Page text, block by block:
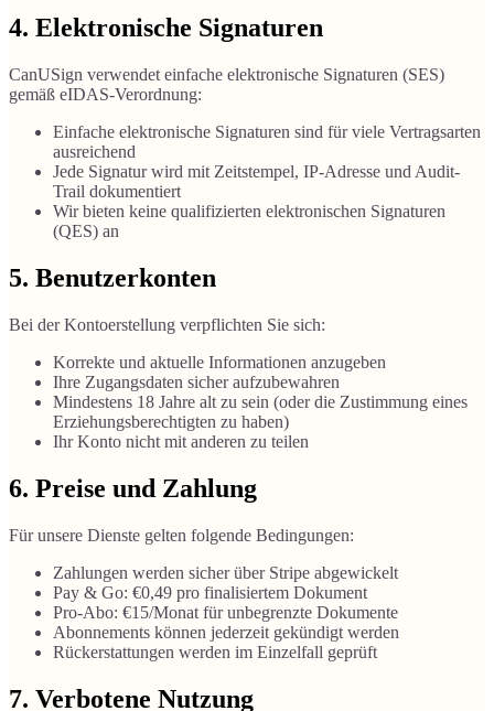
4. Elektronische Signaturen
CanUSign verwendet einfache elektronische Signaturen (SES)
gemäß eIDAS-Verordnung:
Einfache elektronische Signaturen sind für viele Vertragsarten
ausreichend
Jede Signatur wird mit Zeitstempel, IP-Adresse und Audit-
Trail dokumentiert
Wir bieten keine qualifizierten elektronischen Signaturen
(QES) an
5. Benutzerkonten
Bei der Kontoerstellung verpflichten Sie sich:
Korrekte und aktuelle Informationen anzugeben
Ihre Zugangsdaten sicher aufzubewahren
Mindestens 18 Jahre alt zu sein (oder die Zustimmung eines
Erziehungsberechtigten zu haben)
Ihr Konto nicht mit anderen zu teilen
6. Preise und Zahlung
Für unsere Dienste gelten folgende Bedingungen:
Zahlungen werden sicher über Stripe abgewickelt
Pay & Go: €0,49 pro finalisiertem Dokument
Pro-Abo: €15/Monat für unbegrenzte Dokumente
Abonnements können jederzeit gekündigt werden
Rückerstattungen werden im Einzelfall geprüft
7. Verbotene Nutzung